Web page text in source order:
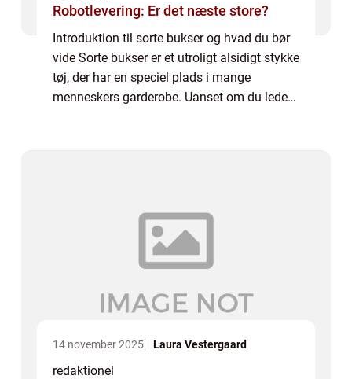
Robotlevering: Er det næste store?
Introduktion til sorte bukser og hvad du bør
vide Sorte bukser er et utroligt alsidigt stykke
tøj, der har en speciel plads i mange
menneskers garderobe. Uanset om du leder
14 november 2025 Laura Vestergaard
redaktionel